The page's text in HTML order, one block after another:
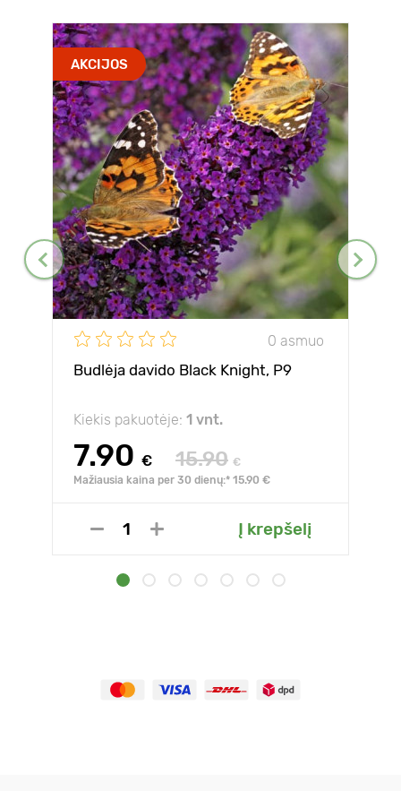
AKCIJOS
0 asmuo
Budlėja davido Black Knight, P9
Kiekis pakuotėje: 1 vnt.
7.90 € 15.90 €
Mažiausia kaina per 30 dienų:* 15.90 €
Į krepšelį